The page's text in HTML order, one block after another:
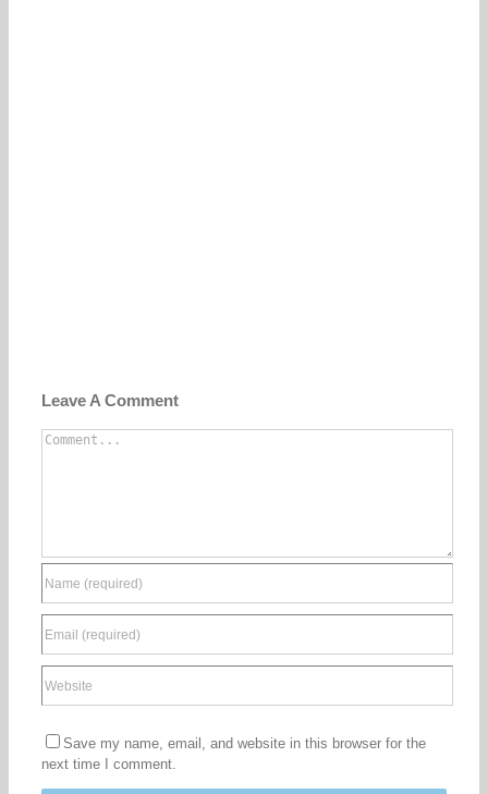
Leave A Comment
Comment
Save my name, email, and website in this browser for the
next time I comment.